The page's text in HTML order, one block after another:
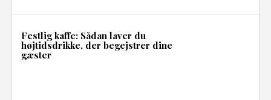
Festlig kaffe: Sådan laver du
højtidsdrikke, der begejstrer dine
gæster